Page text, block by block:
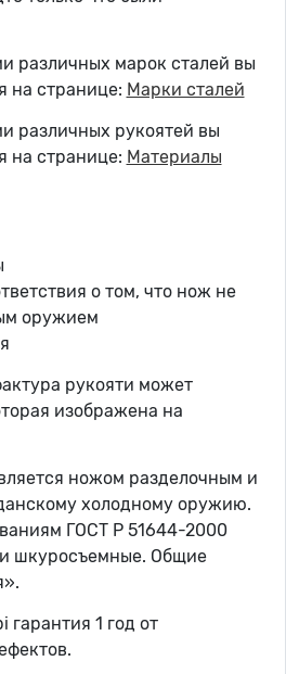
различных марок сталей вы
на странице: Марки сталей
различных рукоятей вы
на странице: Материалы
о том, что нож не
оружием
рукояти может
изображена на
ножом разделочным и
холодному оружию.
ГОСТ Р 51644-2000
шкуросъемные. Общие
1 год от